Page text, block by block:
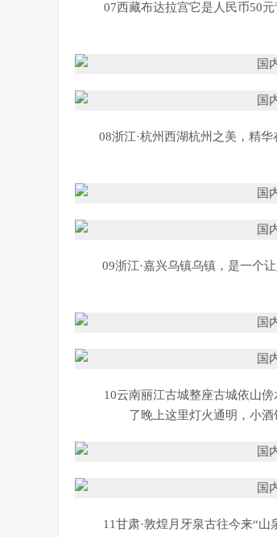
07西藏布达拉宫它是人民币50
08浙江·杭州西湖杭州之美，精
09浙江·嘉兴乌镇乌镇，是一个
10云南丽江古城整座古城依山
了晚上这里灯火通明，小
11甘肃·敦煌月牙泉古往今来“